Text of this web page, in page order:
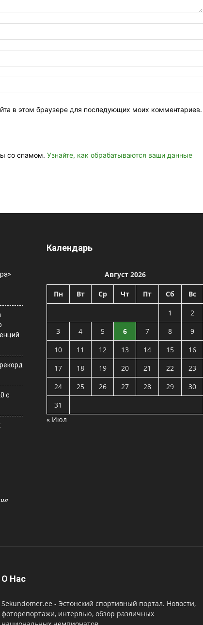
в этом браузере для последующих моих комментариев.
со спамом. Узнайте, как обрабатываются ваши данные
c
Календарь
Август 2026
Пн Вт Ср Чт Пт Сб Вс
1
2
3
4 5 6 7 8
9
10
11 12 13 14 15
16
17
18 19 20 21 22
23
24
25 26 27 28 29
30
31
« Июл
О Нас
Sekundomer.ee - Эстонский спортивный портал. Новости,
фоторепортажи, интервью, обзор различных